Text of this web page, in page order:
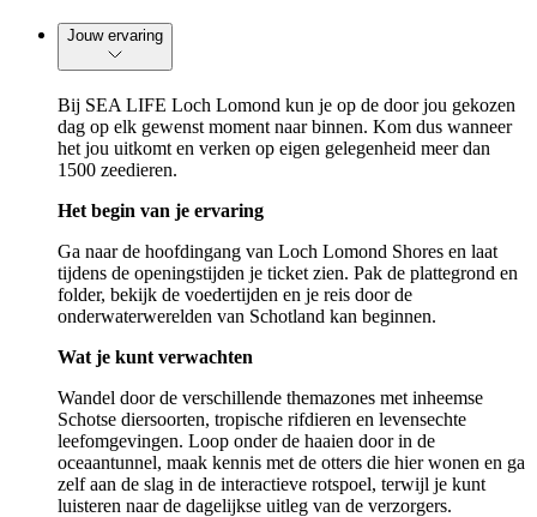
Jouw ervaring
Bij SEA LIFE Loch Lomond kun je op de door jou gekozen
dag op elk gewenst moment naar binnen. Kom dus wanneer
het jou uitkomt en verken op eigen gelegenheid meer dan
1500 zeedieren.
Het begin van je ervaring
Ga naar de hoofdingang van Loch Lomond Shores en laat
tijdens de openingstijden je ticket zien. Pak de plattegrond en
folder, bekijk de voedertijden en je reis door de
onderwaterwerelden van Schotland kan beginnen.
Wat je kunt verwachten
Wandel door de verschillende themazones met inheemse
Schotse diersoorten, tropische rifdieren en levensechte
leefomgevingen. Loop onder de haaien door in de
oceaantunnel, maak kennis met de otters die hier wonen en ga
zelf aan de slag in de interactieve rotspoel, terwijl je kunt
luisteren naar de dagelijkse uitleg van de verzorgers.